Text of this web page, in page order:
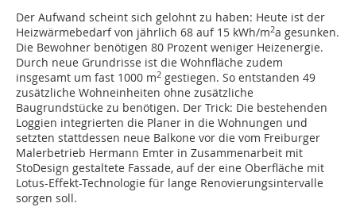
Der Aufwand scheint sich gelohnt zu haben: Heute ist der
Heizwärmebedarf von jährlich 68 auf 15 kWh/m2a gesunken.
Die Bewohner benötigen 80 Prozent weniger Heizenergie.
Durch neue Grundrisse ist die Wohnfläche zudem
insgesamt um fast 1000 m2 gestiegen. So entstanden 49
zusätzliche Wohneinheiten ohne zusätzliche
Baugrundstücke zu benötigen. Der Trick: Die bestehenden
Loggien integrierten die Planer in die Wohnungen und
setzten stattdessen neue Balkone vor die vom Freiburger
Malerbetrieb Hermann Emter in Zusammenarbeit mit
StoDesign gestaltete Fassade, auf der eine Oberfläche mit
Lotus-Effekt-Technologie für lange Renovierungsintervalle
sorgen soll.